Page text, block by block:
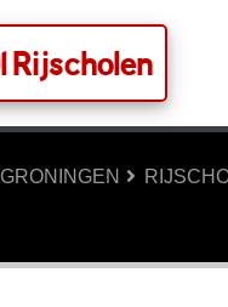
Rijscholen
GRONINGEN